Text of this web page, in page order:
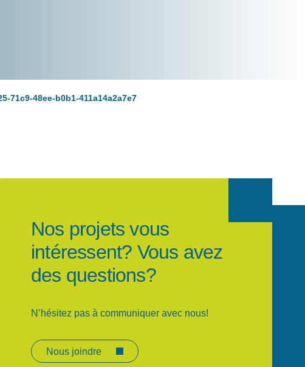
71c9-48ee-b0b1-411a14a2a7e7
Nos projets vous
intéressent? Vous avez
des questions?
N’hésitez pas à communiquer avec nous!
Nous joindre